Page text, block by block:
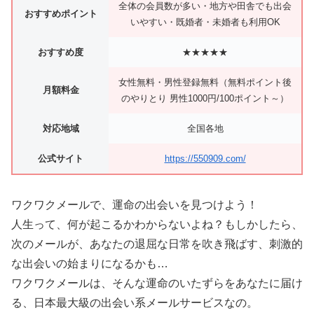
おすすめポイント
全体の会員数が多い・地方や田舎でも出会
いやすい・既婚者・未婚者も利用OK
おすすめ度 ★★★★★
月額料金
女性無料・男性登録無料（無料ポイント後
のやりとり 男性1000円/100ポイント～）
対応地域 全国各地
公式サイト https://550909.com/
ワクワクメールで、運命の出会いを見つけよう！
人生って、何が起こるかわからないよね？もしかしたら、
次のメールが、あなたの退屈な日常を吹き飛ばす、刺激的
な出会いの始まりになるかも…
ワクワクメールは、そんな運命のいたずらをあなたに届け
る、日本最大級の出会い系メールサービスなの。